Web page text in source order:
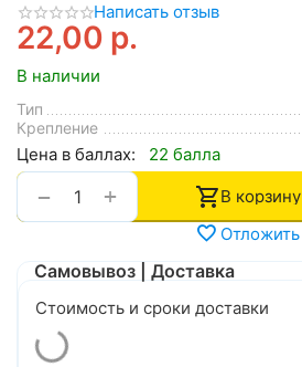
Написать отзыв
22,00 р.
В наличии
Тип
Крепление
Цена в баллах: 22 балла
+
−
В корзину
Отложить
Самовывоз | Доставка
Стоимость и сроки доставки